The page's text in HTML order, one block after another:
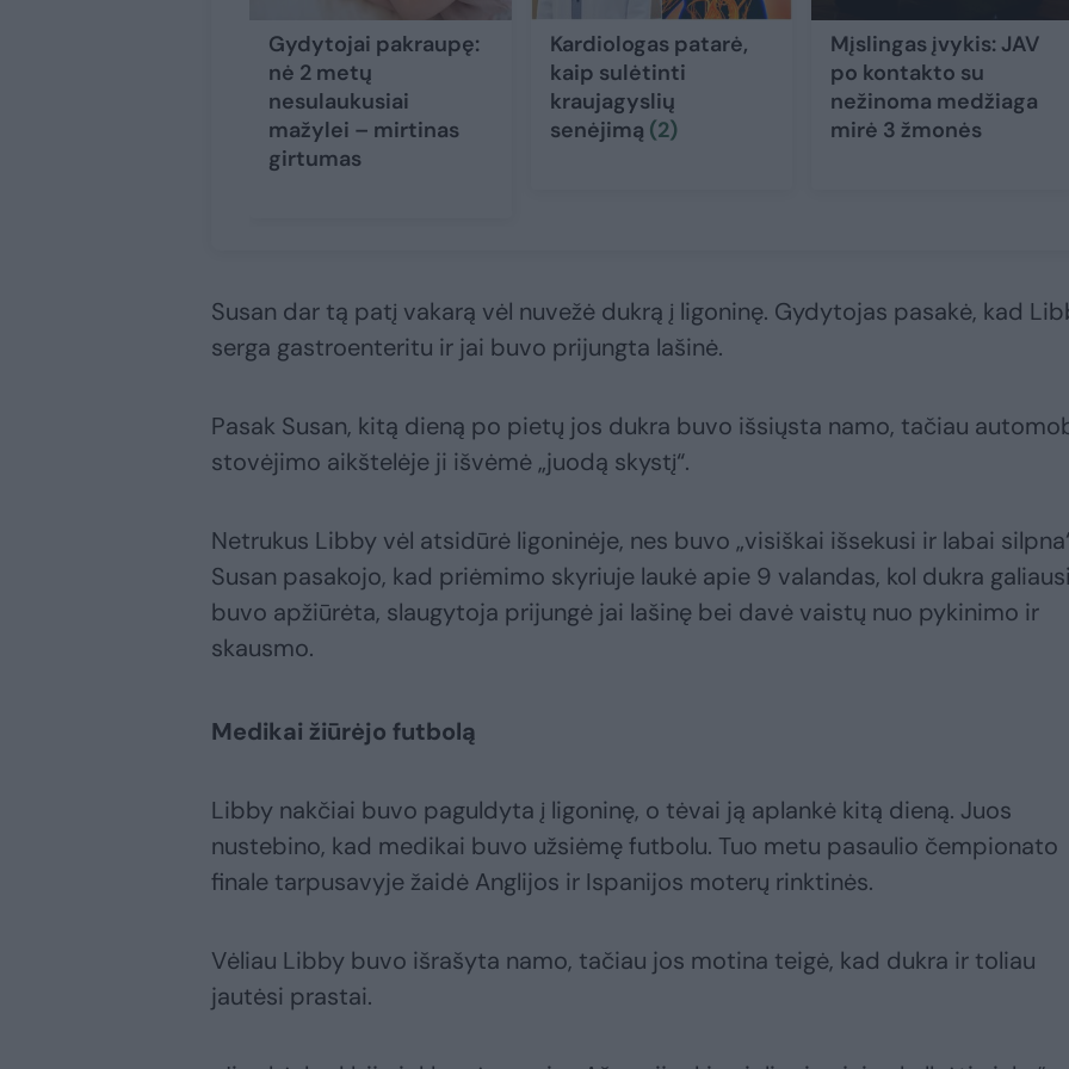
Gydytojai pakraupę:
nė 2 metų
nesulaukusiai
mažylei – mirtinas
girtumas
Kardiologas patarė,
kaip sulėtinti
kraujagyslių
senėjimą (2)
Mįslingas įvykis: JAV
po kontakto su
nežinoma medžiaga
mirė 3 žmonės
Susan dar tą patį vakarą vėl nuvežė dukrą į ligoninę. Gydytojas pasakė, kad
serga gastroenteritu ir jai buvo prijungta lašinė.
Pasak Susan, kitą dieną po pietų jos dukra buvo išsiųsta namo, tačiau
stovėjimo aikštelėje ji išvėmė „juodą skystį“.
Netrukus Libby vėl atsidūrė ligoninėje, nes buvo „visiškai išsekusi ir labai
Susan pasakojo, kad priėmimo skyriuje laukė apie 9 valandas, kol dukra
buvo apžiūrėta, slaugytoja prijungė jai lašinę bei davė vaistų nuo pykinimo ir
skausmo.
Medikai žiūrėjo futbolą
Libby nakčiai buvo paguldyta į ligoninę, o tėvai ją aplankė kitą dieną. Juos
nustebino, kad medikai buvo užsiėmę futbolu. Tuo metu pasaulio čempionato
finale tarpusavyje žaidė Anglijos ir Ispanijos moterų rinktinės.
Vėliau Libby buvo išrašyta namo, tačiau jos motina teigė, kad dukra ir toliau
jautėsi prastai.